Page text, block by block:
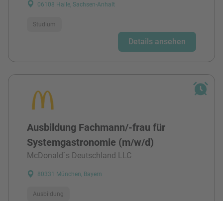
06108 Halle, Sachsen-Anhalt
Studium
Details ansehen
Ausbildung Fachmann/-frau für
Systemgastronomie (m/w/d)
McDonald`s Deutschland LLC
80331 München, Bayern
Ausbildung